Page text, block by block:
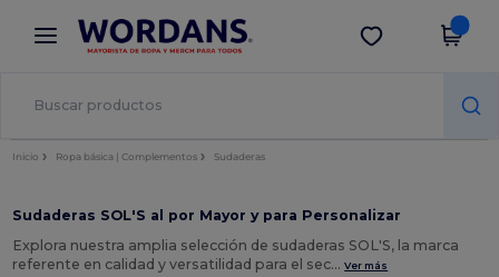
× App de Wordans
¡Mejores precios en app!
Descargar app
Inicio Ropa básica | Complementos Sudaderas
Sudaderas SOL'S al por Mayor y para Personalizar
Explora nuestra amplia selección de sudaderas SOL'S, la marca
referente en calidad y versatilidad para el sec…Ver más